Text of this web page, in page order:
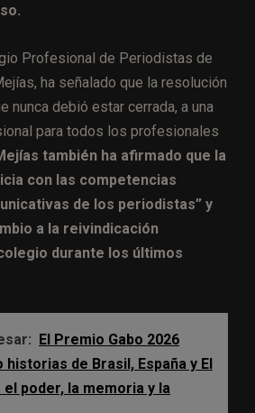
Profesional de Periodistas de
ha señalado que la resolución
nunca debió estar cerrada, a una
para todos los profesionales
también ha afirmado que la
con las competencias
de los periodistas” y
a la reivindicación
durante los últimos
El Premio Gabo 2026
de Brasil, España y El
poder, la memoria y la